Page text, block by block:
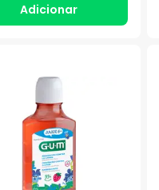
Adicionar